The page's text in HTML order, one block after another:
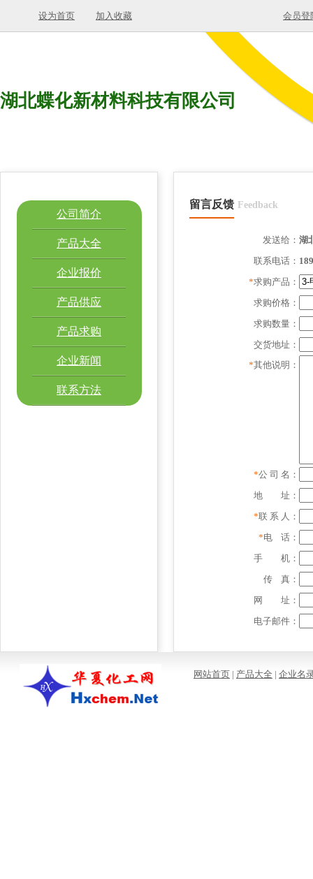
设为首页 加入收藏 会员登
湖北蝶化新材料科技有限公司
公司简介
产品大全
企业报价
产品供应
产品求购
企业新闻
联系方法
留言反馈 Feedback
发送给： 湖
联系电话：
*求购产品：
求购价格：
求购数量：
交货地址：
*其他说明：
*公 司 名：
地 址：
*联 系 人：
*电 话：
手 机：
传 真：
网 址：
电子邮件：
网站首页 | 产品大全 | 企业名